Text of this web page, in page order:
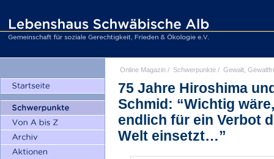
Online Magazin / Schwerpunkte / Gewalt,
75 Jahre Hiroshima
Schmid: “Wichtig
endlich für ein Verbot
Welt einsetzt…”